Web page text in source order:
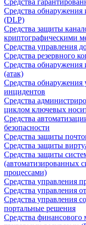
Средства
Средства
(DLP)
Средства защиты
криптографическими
Средства управления
Средства резервного
Средства
(атак)
Средства обнаружения
инцидентов
Средства
циклом ключевых
Средства
безопасности
Средства защиты
Средства защиты
Средства защиты
(автоматизированных
процессами)
Средства управления
Средства управления
Средства управления
портальные решения
Средства финансового